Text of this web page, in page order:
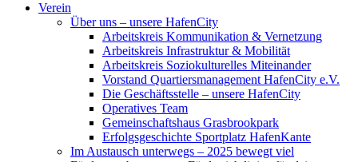
Verein
Über uns – unsere HafenCity
Arbeitskreis Kommunikation & Vernetzung
Arbeitskreis Infrastruktur & Mobilität
Arbeitskreis Soziokulturelles Miteinander
Vorstand Quartiersmanagement HafenCity e.V.
Die Geschäftsstelle – unsere HafenCity
Operatives Team
Gemeinschaftshaus Grasbrookpark
Erfolgsgeschichte Sportplatz HafenKante
Im Austausch unterwegs – 2025 bewegt viel